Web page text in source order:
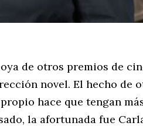
de otros premios de
novel. El hecho de
hace que tengan
la afortunada fue